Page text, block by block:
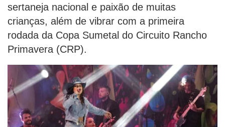
sertaneja nacional e paixão de muitas
crianças, além de vibrar com a primeira
rodada da Copa Sumetal do Circuito Rancho
Primavera (CRP).